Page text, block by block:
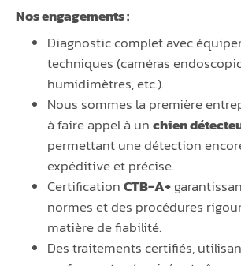
Nos engagements :
Diagnostic complet avec
techniques (caméras
humidimètres, etc.).
Nous sommes la première
à faire appel à unchien
permettant une détection
expéditive et précise.
CertificationCTB-A+
normes et des procédures
matière de fiabilité.
Des traitements certifiés,